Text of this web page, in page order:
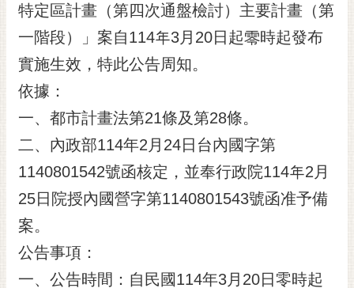
花
桐
祭
站
導
訂
閱
RSS
特定區計畫（第四次通盤檢討）主要計畫（第
一階段）」案自114年3月20日起零時起發布
實施生效，特此公告周知。
依據：
一、都市計畫法第21條及第28條。
二、內政部114年2月24日台內國字第
1140801542號函核定，並奉行政院114年2月
25日院授內國營字第1140801543號函准予備
案。
公告事項：
一、公告時間：自民國114年3月20日零時起